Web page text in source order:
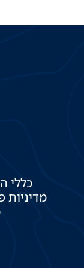
כללי
מדיניות